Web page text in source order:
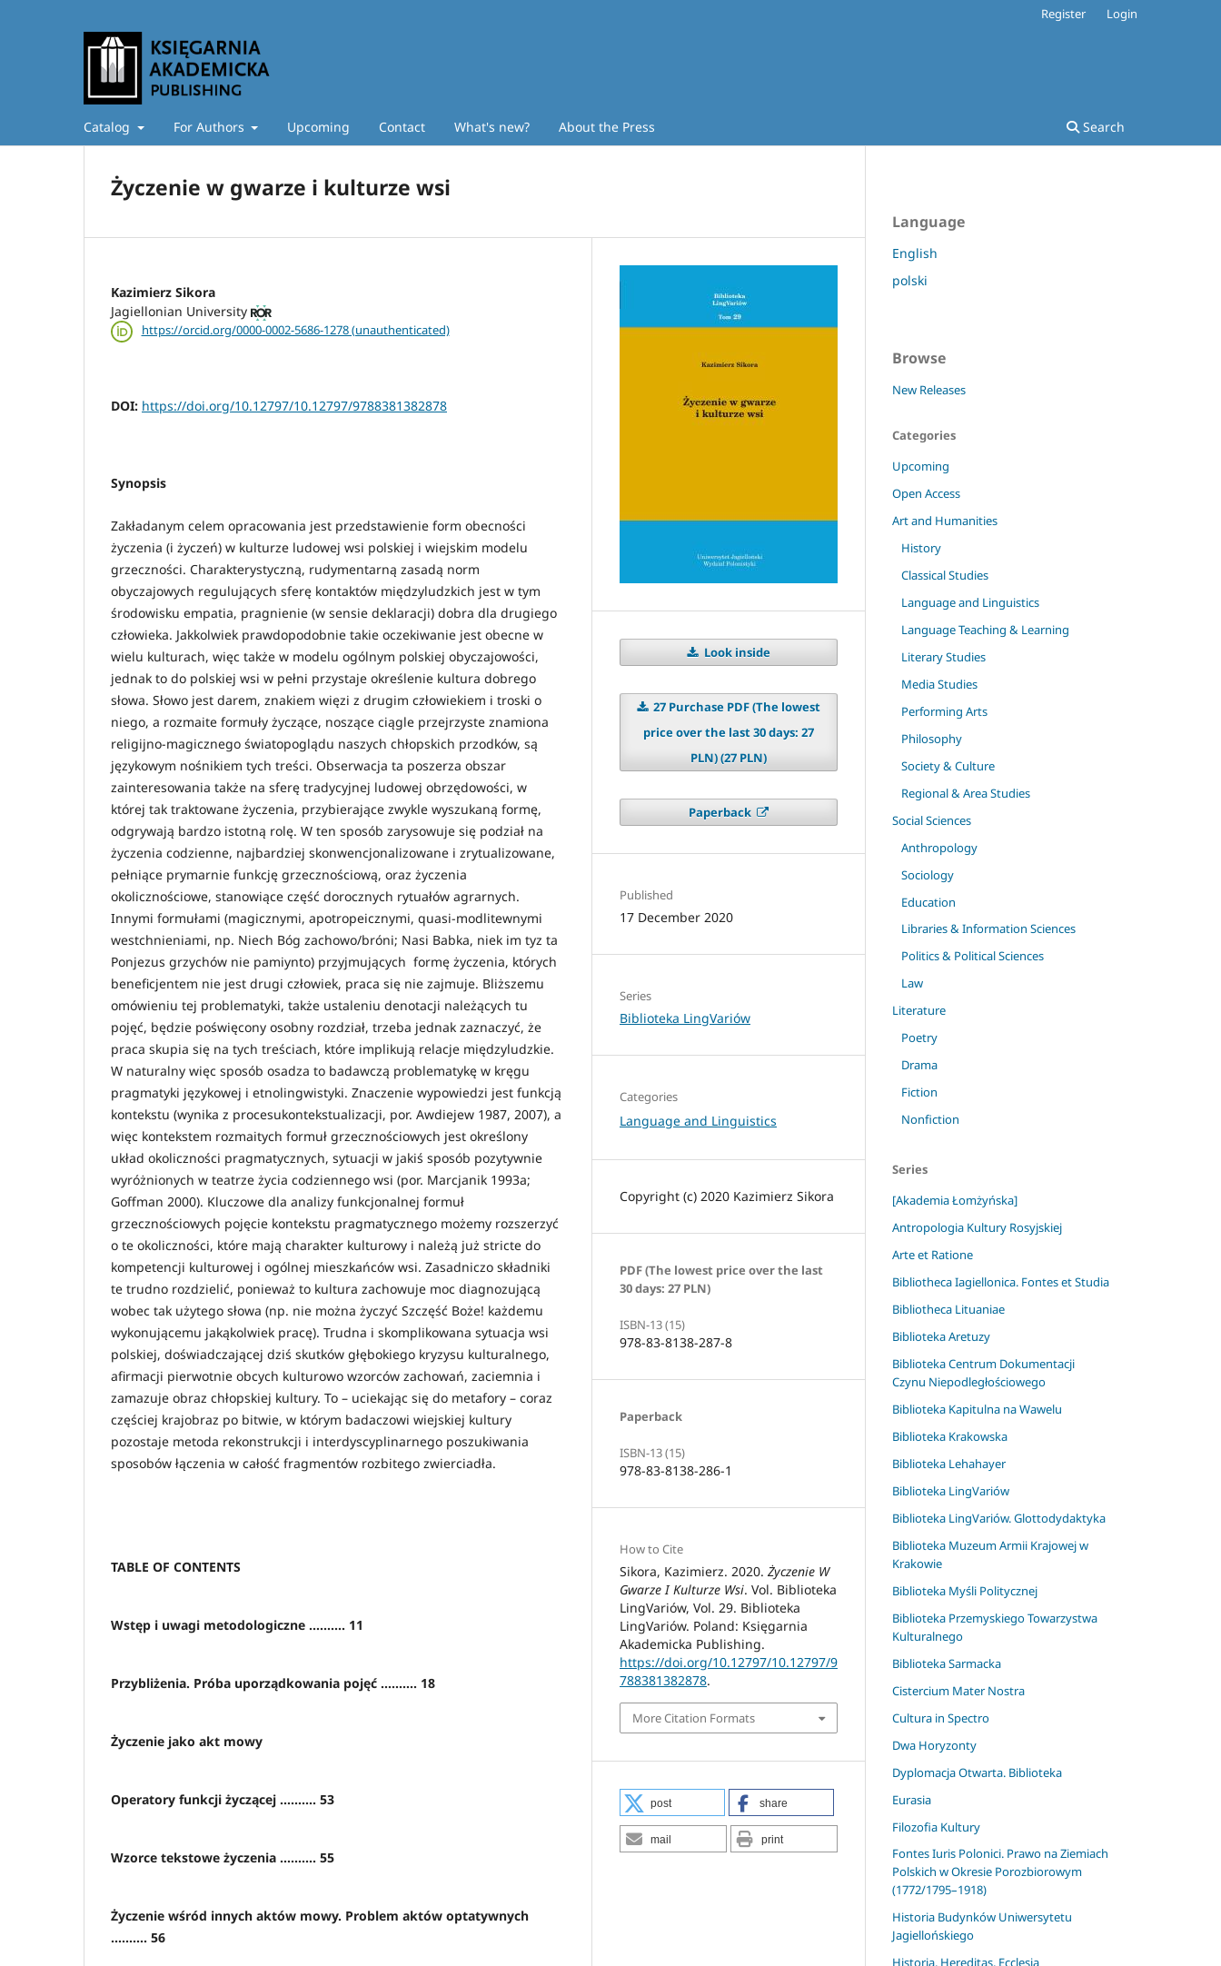
Catalog For Authors Upcoming Contact What's new? About the Press Search
Register Login
Życzenie w gwarze i kulturze wsi
Kazimierz Sikora
Jagiellonian University
https://orcid.org/0000-0002-5686-1278 (unauthenticated)
DOI: https://doi.org/10.12797/10.12797/9788381382878
Synopsis
Zakładanym celem opracowania jest przedstawienie form obecności
życzenia (i życzeń) w kulturze ludowej wsi polskiej i wiejskim modelu
grzeczności. Charakterystyczną, rudymentarną zasadą norm
obyczajowych regulujących sferę kontaktów międzyludzkich jest w tym
środowisku empatia, pragnienie (w sensie deklaracji) dobra dla drugiego
człowieka. Jakkolwiek prawdopodobnie takie oczekiwanie jest obecne w
wielu kulturach, więc także w modelu ogólnym polskiej obyczajowości,
jednak to do polskiej wsi w pełni przystaje określenie kultura dobrego
słowa. Słowo jest darem, znakiem więzi z drugim człowiekiem i troski o
niego, a rozmaite formuły życzące, noszące ciągle przejrzyste znamiona
religijno-magicznego światopoglądu naszych chłopskich przodków, są
językowym nośnikiem tych treści. Obserwacja ta poszerza obszar
zainteresowania także na sferę tradycyjnej ludowej obrzędowości, w
której tak traktowane życzenia, przybierające zwykle wyszukaną formę,
odgrywają bardzo istotną rolę. W ten sposób zarysowuje się podział na
życzenia codzienne, najbardziej skonwencjonalizowane i zrytualizowane,
pełniące prymarnie funkcję grzecznościową, oraz życzenia
okolicznościowe, stanowiące część dorocznych rytuałów agrarnych.
Innymi formułami (magicznymi, apotropeicznymi, quasi-modlitewnymi
westchnieniami, np. Niech Bóg zachowo/bróni; Nasi Babka, niek im tyz ta
Ponjezus grzychów nie pamiynto) przyjmujących formę życzenia, których
beneficjentem nie jest drugi człowiek, praca się nie zajmuje. Bliższemu
omówieniu tej problematyki, także ustaleniu denotacji należących tu
pojęć, będzie poświęcony osobny rozdział, trzeba jednak zaznaczyć, że
praca skupia się na tych treściach, które implikują relacje międzyludzkie.
W naturalny więc sposób osadza to badawczą problematykę w kręgu
pragmatyki językowej i etnolingwistyki. Znaczenie wypowiedzi jest funkcją
kontekstu (wynika z procesukontekstualizacji, por. Awdiejew 1987, 2007), a
więc kontekstem rozmaitych formuł grzecznościowych jest określony
układ okoliczności pragmatycznych, sytuacji w jakiś sposób pozytywnie
wyróżnionych w teatrze życia codziennego wsi (por. Marcjanik 1993a;
Goffman 2000). Kluczowe dla analizy funkcjonalnej formuł
grzecznościowych pojęcie kontekstu pragmatycznego możemy rozszerzyć
o te okoliczności, które mają charakter kulturowy i należą już stricte do
kompetencji kulturowej i ogólnej mieszkańców wsi. Zasadniczo składniki
te trudno rozdzielić, ponieważ to kultura zachowuje moc diagnozującą
wobec tak użytego słowa (np. nie można życzyć Szczęść Boże! każdemu
wykonującemu jakąkolwiek pracę). Trudna i skomplikowana sytuacja wsi
polskiej, doświadczającej dziś skutków głębokiego kryzysu kulturalnego,
afirmacji pierwotnie obcych kulturowo wzorców zachowań, zaciemnia i
zamazuje obraz chłopskiej kultury. To – uciekając się do metafory – coraz
częściej krajobraz po bitwie, w którym badaczowi wiejskiej kultury
pozostaje metoda rekonstrukcji i interdyscyplinarnego poszukiwania
sposobów łączenia w całość fragmentów rozbitego zwierciadła.
TABLE OF CONTENTS
Wstęp i uwagi metodologiczne .......... 11
Przybliżenia. Próba uporządkowania pojęć .......... 18
Życzenie jako akt mowy
Operatory funkcji życzącej .......... 53
Wzorce tekstowe życzenia .......... 55
Życzenie wśród innych aktów mowy. Problem aktów optatywnych
.......... 56
Look inside
27 Purchase PDF (The lowest
price over the last 30 days: 27
PLN) (27 PLN)
Paperback
Published
17 December 2020
Series
Biblioteka LingVariów
Categories
Language and Linguistics
Copyright (c) 2020 Kazimierz Sikora
PDF (The lowest price over the last
30 days: 27 PLN)
ISBN-13 (15)
978-83-8138-287-8
Paperback
ISBN-13 (15)
978-83-8138-286-1
How to Cite
Sikora, Kazimierz. 2020. Życzenie W
Gwarze I Kulturze Wsi. Vol. Biblioteka
LingVariów, Vol. 29. Biblioteka
LingVariów. Poland: Księgarnia
Akademicka Publishing.
https://doi.org/10.12797/10.12797/9
788381382878.
More Citation Formats
post share
mail print
Language
English
polski
Browse
New Releases
Categories
Upcoming
Open Access
Art and Humanities
History
Classical Studies
Language and Linguistics
Language Teaching & Learning
Literary Studies
Media Studies
Performing Arts
Philosophy
Society & Culture
Regional & Area Studies
Social Sciences
Anthropology
Sociology
Education
Libraries & Information Sciences
Politics & Political Sciences
Law
Literature
Poetry
Drama
Fiction
Nonfiction
Series
[Akademia Łomżyńska]
Antropologia Kultury Rosyjskiej
Arte et Ratione
Bibliotheca Iagiellonica. Fontes et Studia
Bibliotheca Lituaniae
Biblioteka Aretuzy
Biblioteka Centrum Dokumentacji
Czynu Niepodległościowego
Biblioteka Kapitulna na Wawelu
Biblioteka Krakowska
Biblioteka Lehahayer
Biblioteka LingVariów
Biblioteka LingVariów. Glottodydaktyka
Biblioteka Muzeum Armii Krajowej w
Krakowie
Biblioteka Myśli Politycznej
Biblioteka Przemyskiego Towarzystwa
Kulturalnego
Biblioteka Sarmacka
Cistercium Mater Nostra
Cultura in Spectro
Dwa Horyzonty
Dyplomacja Otwarta. Biblioteka
Eurasia
Filozofia Kultury
Fontes Iuris Polonici. Prawo na Ziemiach
Polskich w Okresie Porozbiorowym
(1772/1795–1918)
Historia Budynków Uniwersytetu
Jagiellońskiego